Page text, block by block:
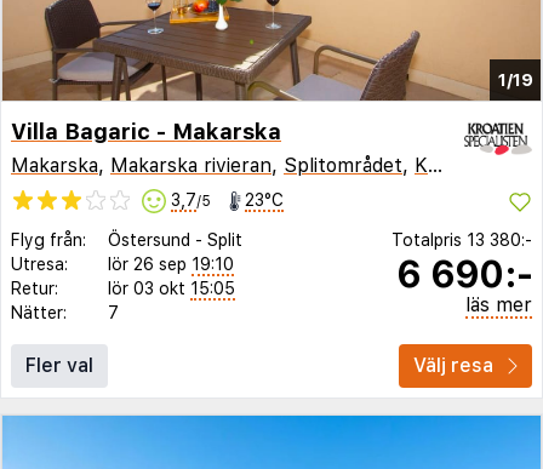
1/19
Villa Bagaric - Makarska
Makarska, Makarska rivieran, Splitområdet, Kroatien
3,7/5 23°C
Flyg från: Östersund - Split
Utresa:
lör 26 sep 19:10
Retur:
lör 03 okt 15:05
Nätter:
7
Totalpris 13 380:-
6 690:-
läs mer
Fler val Välj resa